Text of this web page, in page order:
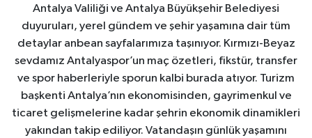
Antalya Valiliği ve Antalya Büyükşehir Belediyesi
duyuruları, yerel gündem ve şehir yaşamına dair tüm
detaylar anbean sayfalarımıza taşınıyor. Kırmızı-Beyaz
sevdamız Antalyaspor’un maç özetleri, fikstür, transfer
ve spor haberleriyle sporun kalbi burada atıyor. Turizm
başkenti Antalya’nın ekonomisinden, gayrimenkul ve
ticaret gelişmelerine kadar şehrin ekonomik dinamikleri
yakından takip ediliyor. Vatandaşın günlük yaşamını